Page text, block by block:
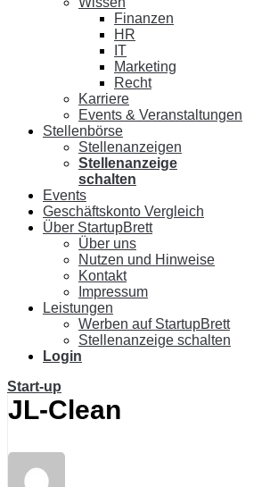
Finanzen
HR
IT
Marketing
Recht
Karriere
Events & Veranstaltungen
Stellenbörse
Stellenanzeigen
Stellenanzeige
schalten
Events
Geschäftskonto Vergleich
Über StartupBrett
Über uns
Nutzen und Hinweise
Kontakt
Impressum
Leistungen
Werben auf StartupBrett
Stellenanzeige schalten
Login
Start-up
JL-Clean